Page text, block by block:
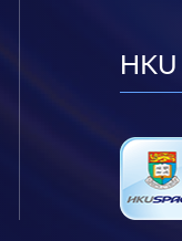
HKU